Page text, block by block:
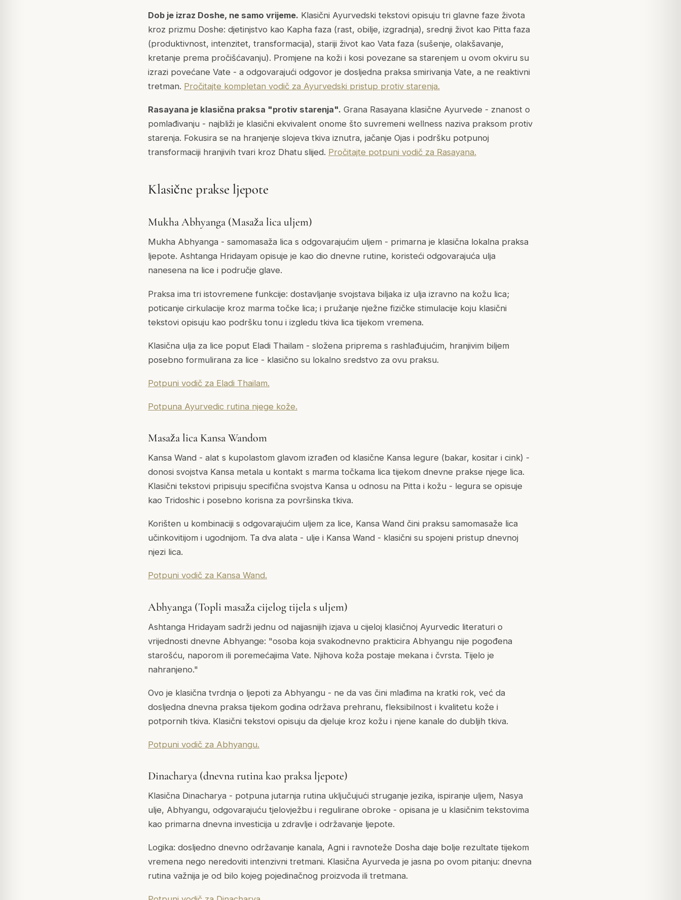
Dob je izraz Doshe, ne samo vrijeme. Klasični Ayurvedski tekstovi opisuju tri glavne faze života
kroz prizmu Doshe: djetinjstvo kao Kapha faza (rast, obilje, izgradnja), srednji život kao Pitta faza
(produktivnost, intenzitet, transformacija), stariji život kao Vata faza (sušenje, olakšavanje,
kretanje prema pročišćavanju). Promjene na koži i kosi povezane sa starenjem u ovom okviru su
izrazi povećane Vate - a odgovarajući odgovor je dosljedna praksa smirivanja Vate, a ne reaktivni
tretman. Pročitajte kompletan vodič za Ayurvedski pristup protiv starenja.
Rasayana je klasična praksa "protiv starenja". Grana Rasayana klasične Ayurvede - znanost o
pomlađivanju - najbliži je klasični ekvivalent onome što suvremeni wellness naziva praksom protiv
starenja. Fokusira se na hranjenje slojeva tkiva iznutra, jačanje Ojas i podršku potpunoj
transformaciji hranjivih tvari kroz Dhatu slijed. Pročitajte potpuni vodič za Rasayana.
Klasične prakse ljepote
Mukha Abhyanga (Masaža lica uljem)
Mukha Abhyanga - samomasaža lica s odgovarajućim uljem - primarna je klasična lokalna praksa
ljepote. Ashtanga Hridayam opisuje je kao dio dnevne rutine, koristeći odgovarajuća ulja
nanesena na lice i područje glave.
Praksa ima tri istovremene funkcije: dostavljanje svojstava biljaka iz ulja izravno na kožu lica;
poticanje cirkulacije kroz marma točke lica; i pružanje nježne fizičke stimulacije koju klasični
tekstovi opisuju kao podršku tonu i izgledu tkiva lica tijekom vremena.
Klasična ulja za lice poput Eladi Thailam - složena priprema s rashlađujućim, hranjivim biljem
posebno formulirana za lice - klasično su lokalno sredstvo za ovu praksu.
Potpuni vodič za Eladi Thailam.
Potpuna Ayurvedic rutina njege kože.
Masaža lica Kansa Wandom
Kansa Wand - alat s kupolastom glavom izrađen od klasične Kansa legure (bakar, kositar i cink) -
donosi svojstva Kansa metala u kontakt s marma točkama lica tijekom dnevne prakse njege lica.
Klasični tekstovi pripisuju specifična svojstva Kansa u odnosu na Pitta i kožu - legura se opisuje
kao Tridoshic i posebno korisna za površinska tkiva.
Korišten u kombinaciji s odgovarajućim uljem za lice, Kansa Wand čini praksu samomasaže lica
učinkovitijom i ugodnijom. Ta dva alata - ulje i Kansa Wand - klasični su spojeni pristup dnevnoj
njezi lica.
Potpuni vodič za Kansa Wand.
Abhyanga (Topli masaža cijelog tijela s uljem)
Ashtanga Hridayam sadrži jednu od najjasnijih izjava u cijeloj klasičnoj Ayurvedic literaturi o
vrijednosti dnevne Abhyange: "osoba koja svakodnevno prakticira Abhyangu nije pogođena
starošću, naporom ili poremećajima Vate. Njihova koža postaje mekana i čvrsta. Tijelo je
nahranjeno."
Ovo je klasična tvrdnja o ljepoti za Abhyangu - ne da vas čini mlađima na kratki rok, već da
dosljedna dnevna praksa tijekom godina održava prehranu, fleksibilnost i kvalitetu kože i
potpornih tkiva. Klasični tekstovi opisuju da djeluje kroz kožu i njene kanale do dubljih tkiva.
Potpuni vodič za Abhyangu.
Dinacharya (dnevna rutina kao praksa ljepote)
Klasična Dinacharya - potpuna jutarnja rutina uključujući struganje jezika, ispiranje uljem, Nasya
ulje, Abhyangu, odgovarajuću tjelovježbu i regulirane obroke - opisana je u klasičnim tekstovima
kao primarna dnevna investicija u zdravlje i održavanje ljepote.
Logika: dosljedno dnevno održavanje kanala, Agni i ravnoteže Dosha daje bolje rezultate tijekom
vremena nego neredoviti intenzivni tretmani. Klasična Ayurveda je jasna po ovom pitanju: dnevna
rutina važnija je od bilo kojeg pojedinačnog proizvoda ili tretmana.